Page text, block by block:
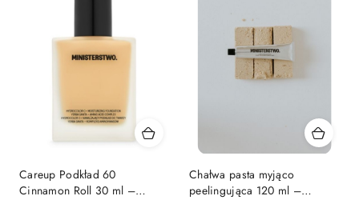
Careup Podkład 60
Cinnamon Roll 30 ml –
Chałwa pasta myjąco
peelingująca 120 ml –